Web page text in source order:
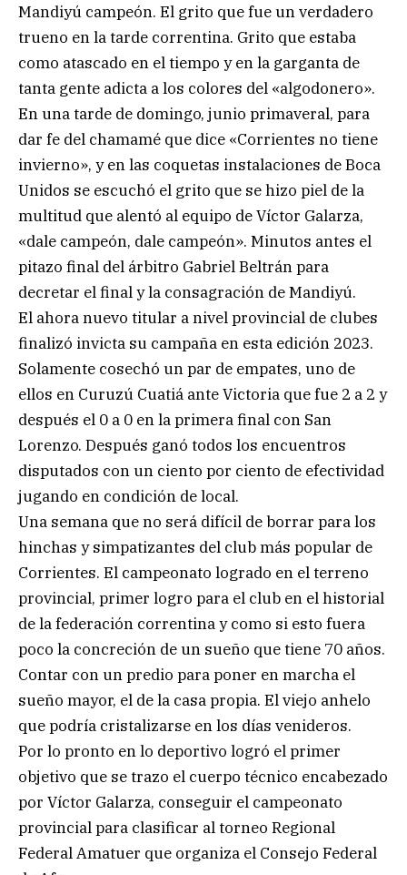
Mandiyú campeón. El grito que fue un verdadero
trueno en la tarde correntina. Grito que estaba
como atascado en el tiempo y en la garganta de
tanta gente adicta a los colores del «algodonero».
En una tarde de domingo, junio primaveral, para
dar fe del chamamé que dice «Corrientes no tiene
invierno», y en las coquetas instalaciones de Boca
Unidos se escuchó el grito que se hizo piel de la
multitud que alentó al equipo de Víctor Galarza,
«dale campeón, dale campeón». Minutos antes el
pitazo final del árbitro Gabriel Beltrán para
decretar el final y la consagración de Mandiyú.
El ahora nuevo titular a nivel provincial de clubes
finalizó invicta su campaña en esta edición 2023.
Solamente cosechó un par de empates, uno de
ellos en Curuzú Cuatiá ante Victoria que fue 2 a 2 y
después el 0 a 0 en la primera final con San
Lorenzo. Después ganó todos los encuentros
disputados con un ciento por ciento de efectividad
jugando en condición de local.
Una semana que no será difícil de borrar para los
hinchas y simpatizantes del club más popular de
Corrientes. El campeonato logrado en el terreno
provincial, primer logro para el club en el historial
de la federación correntina y como si esto fuera
poco la concreción de un sueño que tiene 70 años.
Contar con un predio para poner en marcha el
sueño mayor, el de la casa propia. El viejo anhelo
que podría cristalizarse en los días venideros.
Por lo pronto en lo deportivo logró el primer
objetivo que se trazo el cuerpo técnico encabezado
por Víctor Galarza, conseguir el campeonato
provincial para clasificar al torneo Regional
Federal Amatuer que organiza el Consejo Federal